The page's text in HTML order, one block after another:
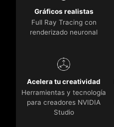
Gráficos realistas
Full Ray Tracing con
renderizado neuronal
Acelera tu creatividad
Herramientas y tecnología
para creadores NVIDIA
Studio